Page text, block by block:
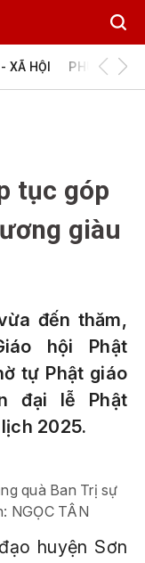
XÃ HỘI PHÚ YÊN -
tục góp
giàu
đến thăm,
hội Phật
tự Phật giáo
đại lễ Phật
2025.
quà Ban Trị sự
NGỌC TÂN
huyện Sơn